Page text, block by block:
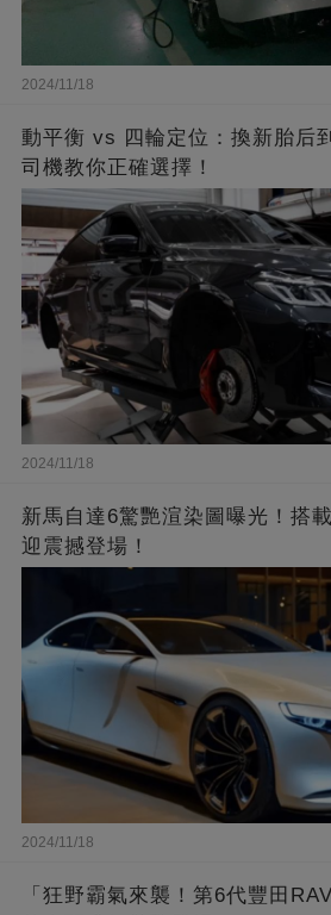
2024/11/18
動平衡 vs 四輪定位：換新胎后
司機教你正確選擇！
2024/11/18
新馬自達6驚艷渲染圖曝光！搭
迎震撼登場！
2024/11/18
「狂野霸氣來襲！第6代豐田